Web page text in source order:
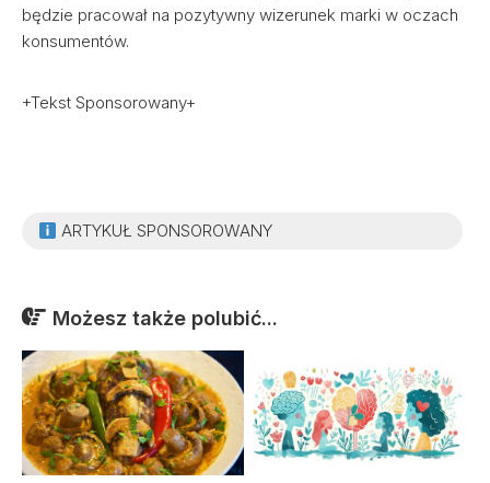
będzie pracował na pozytywny wizerunek marki w oczach
konsumentów.
+Tekst Sponsorowany+
ARTYKUŁ SPONSOROWANY
Możesz także polubić...